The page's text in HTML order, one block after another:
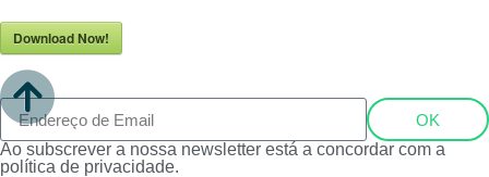
Download Now!
OK
Ao subscrever a nossa newsletter está a concordar com a
política de privacidade.